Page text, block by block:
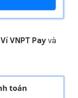
Ví VNPT Pay và